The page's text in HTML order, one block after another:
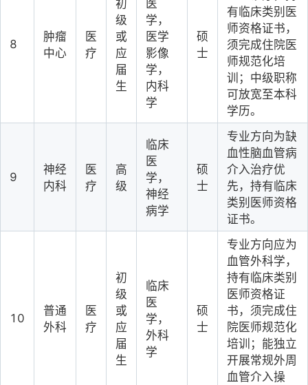
8
肿瘤
中心
医
疗
初
级
或
应
届
生
医
学，
医学
影像
学，
内科
学
硕
士
有临床类别医
师资格证书，
须完成住院医
师规范化培
训；中级职称
可放宽至本科
学历。
9
神经
内科
医
疗
高
级
临床
医
学，
神经
病学
硕
士
专业方向为缺
血性脑血管病
介入治疗优
先，持有临床
类别医师资格
证书。
10
普通
外科
医
疗
初
级
或
应
届
生
临床
医
学，
外科
学
硕
士
专业方向应为
血管外科学，
持有临床类别
医师资格证
书，须完成住
院医师规范化
培训；能独立
开展常规外周
血管介入操